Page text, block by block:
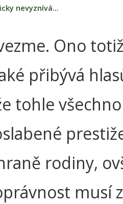
nevyznívá…
Ono
přibývá
tohle
rodiny,
musí